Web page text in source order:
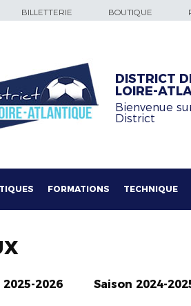
BILLETTERIE BOUTIQUE
DISTRICT
LOIRE-
Bienvenue
District
FORMATIONS TECHNIQUE
2025-2026 Saison 2024-